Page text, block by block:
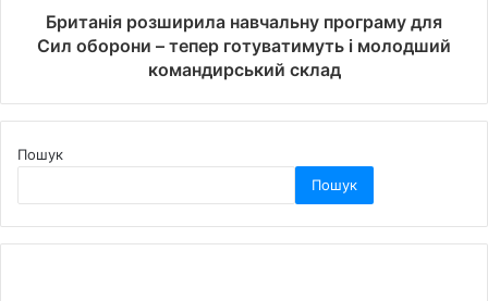
Британія розширила навчальну програму для
Сил оборони – тепер готуватимуть і молодший
командирський склад
Пошук
Пошук